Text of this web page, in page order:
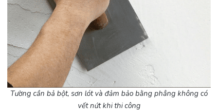
Tường cần bả bột, sơn lót và đảm bảo bằng phẳng không có
vết nứt khi thi công